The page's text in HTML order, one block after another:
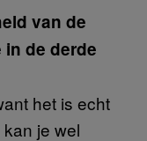
van de
in de derde
het is echt
je wel